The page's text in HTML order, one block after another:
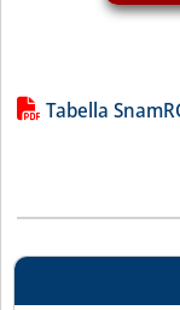
Lista allegati
Tabella